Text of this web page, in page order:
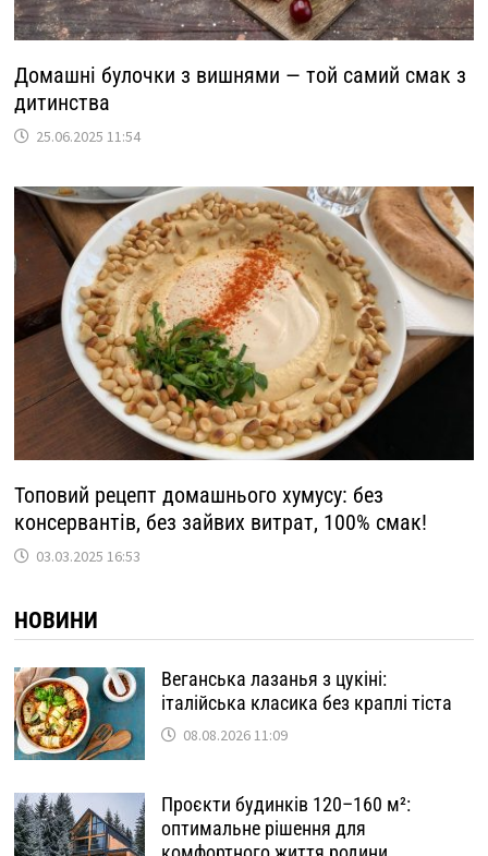
Домашні булочки з вишнями — той самий смак з
дитинства
25.06.2025 11:54
Топовий рецепт домашнього хумусу: без
консервантів, без зайвих витрат, 100% смак!
03.03.2025 16:53
НОВИНИ
Веганська лазанья з цукіні:
італійська класика без краплі тіста
08.08.2026 11:09
Проєкти будинків 120–160 м²:
оптимальне рішення для